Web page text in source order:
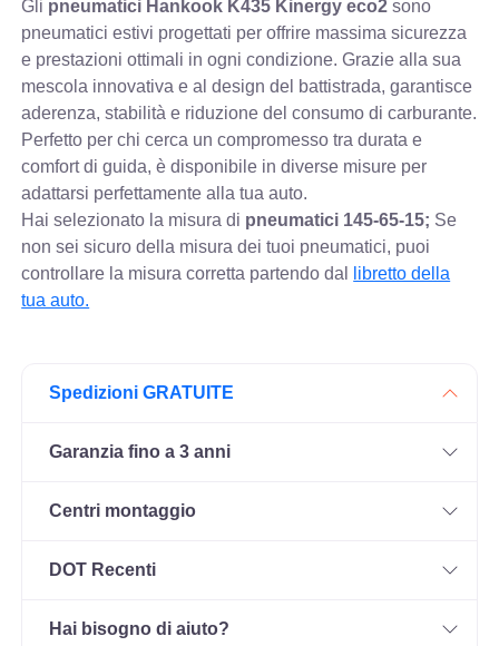
Gli pneumatici Hankook K435 Kinergy eco2 sono
pneumatici estivi progettati per offrire massima sicurezza
e prestazioni ottimali in ogni condizione. Grazie alla sua
mescola innovativa e al design del battistrada, garantisce
aderenza, stabilità e riduzione del consumo di carburante.
Perfetto per chi cerca un compromesso tra durata e
comfort di guida, è disponibile in diverse misure per
adattarsi perfettamente alla tua auto.
Hai selezionato la misura di pneumatici 145-65-15; Se
non sei sicuro della misura dei tuoi pneumatici, puoi
controllare la misura corretta partendo dal
libretto della
tua auto.
Spedizioni GRATUITE
Garanzia fino a 3 anni
Centri montaggio
DOT Recenti
Hai bisogno di aiuto?